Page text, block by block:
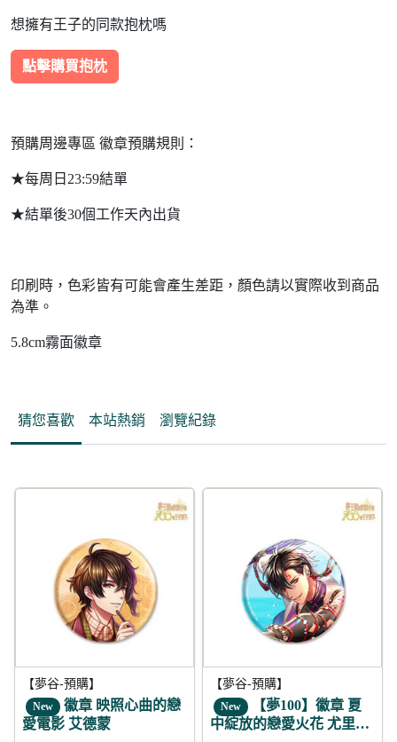
想擁有王子的同款抱枕嗎
點擊購買抱枕
預購周邊專區 徽章預購規則：
★每周日23:59結單
★結單後30個工作天內出貨
印刷時，色彩皆有可能會產生差距，顏色請以實際收到商品
為準。
5.8cm霧面徽章
猜您喜歡 本站熱銷 瀏覽紀錄
【夢谷-預購】
New 徽章 映照心曲的戀
愛電影 艾德蒙
【夢谷-預購】
New 【夢100】徽章 夏
中綻放的戀愛火花 尤里烏